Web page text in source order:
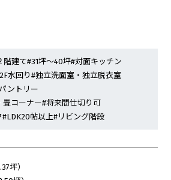
階建て#31坪～40坪#対面キッチン
水回り#独立洗面室・独立脱衣室
ントリー
畳コーナー#将来間仕切り可
#LDK20帖以上#リビング階段
坪）